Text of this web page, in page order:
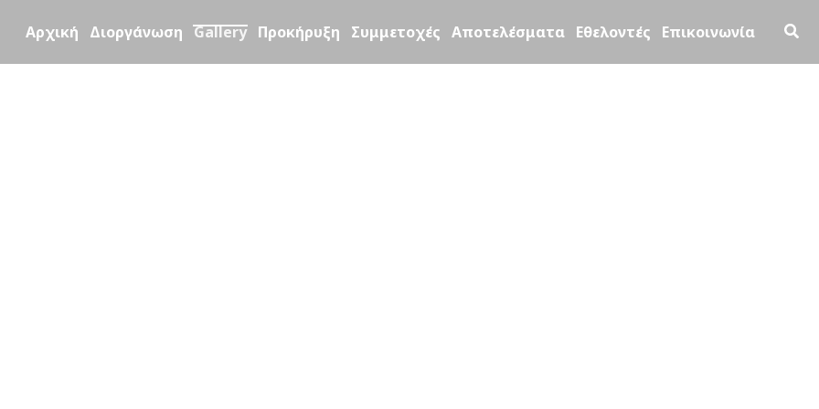
Αρχική Διοργάνωση Gallery Προκήρυξη Συμμετοχές Αποτελέσματα Εθελοντές Επικοινωνία